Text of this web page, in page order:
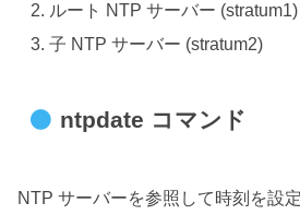
ルート NTP サーバー (stratum1)
子 NTP サーバー (stratum2)
ntpdate コマンド
NTP サーバーを参照して時刻を設